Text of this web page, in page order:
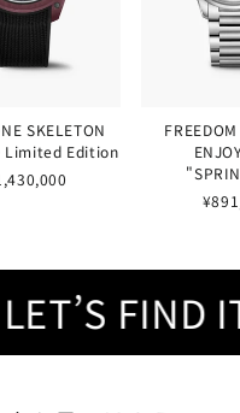
SKELETON
Limited Edition
FIND IT.